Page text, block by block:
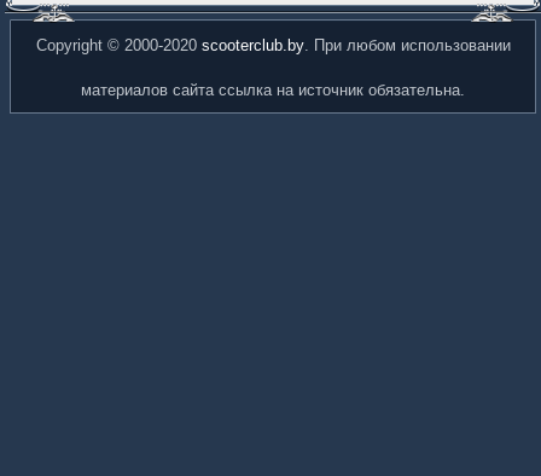
Copyright © 2000-2020 scooterclub.by. При любом использовании
материалов сайта ссылка на источник обязательна.